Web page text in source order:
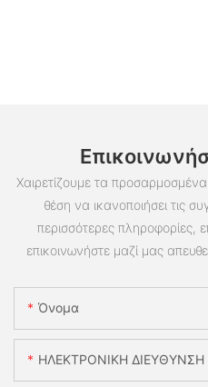
Χαιρετίζουμε τα προσαρμοσμένα
θέση να ικανοποιήσει τις
περισσότερες πληροφορίες,
επικοινωνήστε μαζί μας
Όνομα
ΗΛΕΚΤΡΟΝΙΚΗ ΔΙΕΥΘΥΝΣΗ